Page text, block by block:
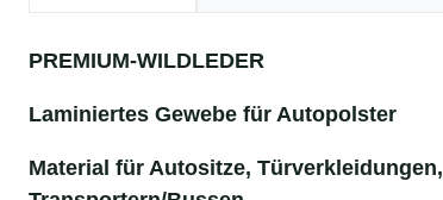
PREMIUM-WILDLEDER
Laminiertes Gewebe für Autopolster
Material für Autositze,